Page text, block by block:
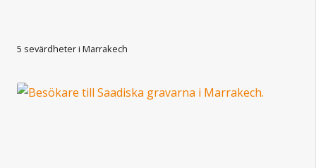
5 sevärdheter i Marrakech